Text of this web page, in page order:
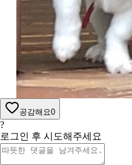
공감해요0
?
로그인 후 시도해주세요